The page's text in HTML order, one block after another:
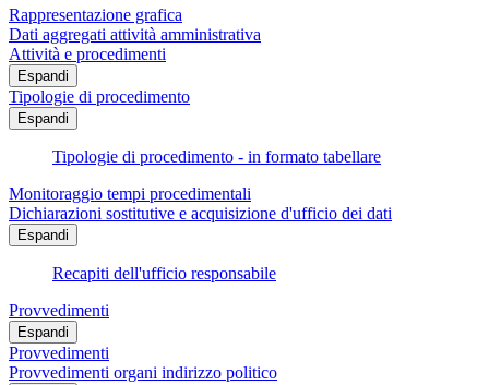
Rappresentazione grafica
Dati aggregati attività amministrativa
Attività e procedimenti
Espandi
Tipologie di procedimento
Espandi
Tipologie di procedimento - in formato tabellare
Monitoraggio tempi procedimentali
Dichiarazioni sostitutive e acquisizione d'ufficio dei dati
Espandi
Recapiti dell'ufficio responsabile
Provvedimenti
Espandi
Provvedimenti
Provvedimenti organi indirizzo politico